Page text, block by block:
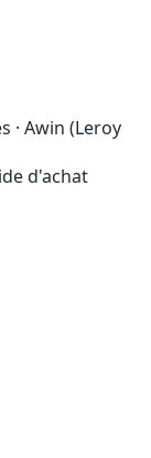
· Awin (Leroy
d'achat